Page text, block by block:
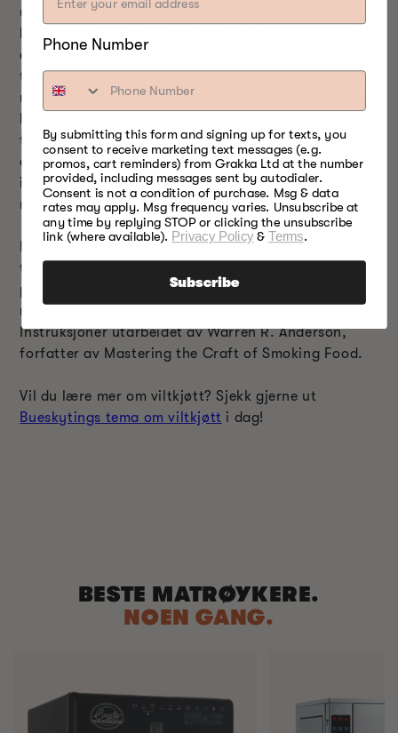
uten røyk, til du er ferdig. Dette siste tørke- og
er ferdig, vil den være omtrent halvparten av
tykkelsen av raw jerkyen, og den vil se ut til å ha
mistet omtrent 50 % av vekten. Den rykkete vil ikke
frynse seg. Hvis jerkyen tørkes til den knepper når
den bøyes, får den lengre holdbarhet, men den blir
ikke like smakfull. La jerkyen avkjøles til
romtemperatur, og frys den enten ned eller avkjøl.
Merk: Hvis saltsmaken er for mild, tilsett ca. 1 ts salt
til ingredienslisten neste gang du lager dette
produktet. Hvis saltsmaken er for sterk, reduser
mengden Bradley Cure med ca. 1 teskje.
Instruksjoner utarbeidet av Warren R. Anderson,
forfatter av Mastering the Craft of Smoking Food.
Vil du lære mer om viltkjøtt? Sjekk gjerne ut
Bueskytings tema om viltkjøtt i dag!
BESTE MATRØYKERE.
NOEN GANG.
Phone Number
By submitting this form and signing up for texts, you
consent to receive marketing text messages (e.g.
promos, cart reminders) from Grakka Ltd at the number
provided, including messages sent by autodialer.
Consent is not a condition of purchase. Msg & data
rates may apply. Msg frequency varies. Unsubscribe at
any time by replying STOP or clicking the unsubscribe
link (where available). Privacy Policy&Terms.
Subscribe